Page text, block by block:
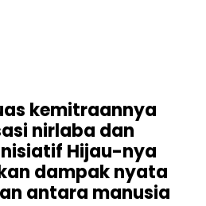
kemitraannya
nirlaba dan
Hijau-nya
dampak nyata
antara manusia